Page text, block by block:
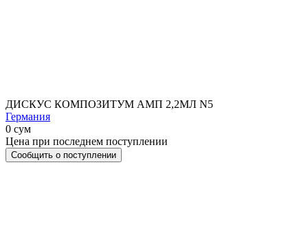
ДИСКУС КОМПОЗИТУМ АМП 2,2МЛ N5
Германия
0 сум
Цена при последнем поступлении
Сообщить о поступлении